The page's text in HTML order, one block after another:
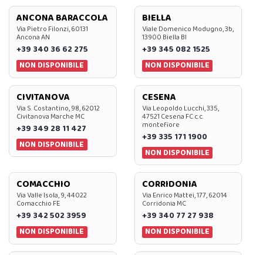
ANCONA BARACCOLA
Via Pietro Filonzi, 60131
Ancona AN
+39 340 36 62 275
NON DISPONIBILE
BIELLA
Viale Domenico Modugno, 3b,
13900 Biella BI
+39 345 082 1525
NON DISPONIBILE
CIVITANOVA
Via S. Costantino, 98, 62012
Civitanova Marche MC
+39 349 28 11 427
NON DISPONIBILE
CESENA
Via Leopoldo Lucchi, 335,
47521 Cesena FC c.c.
montefiore
+39 335 171 1900
NON DISPONIBILE
COMACCHIO
Via Valle Isola, 9, 44022
Comacchio FE
+39 342 502 3959
NON DISPONIBILE
CORRIDONIA
Via Enrico Mattei, 177, 62014
Corridonia MC
+39 340 77 27 938
NON DISPONIBILE